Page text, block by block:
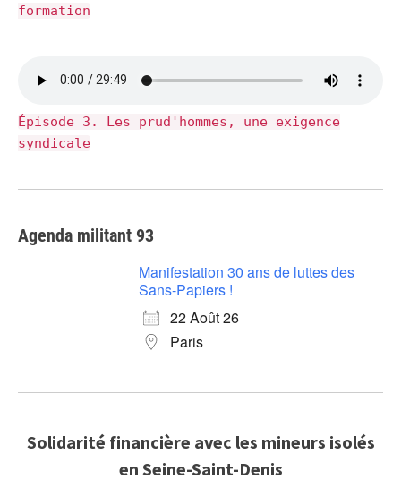
formation
Épisode 3. Les prud'hommes, une exigence
syndicale
Agenda militant 93
Manifestation 30 ans de luttes des
Sans-Papiers !
22 Août 26
Paris
Solidarité financière avec les mineurs isolés
en Seine-Saint-Denis